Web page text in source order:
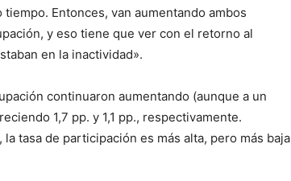
Entonces, van aumentando ambos
y eso tiene que ver con el retorno al
en la inactividad».
continuaron aumentando (aunque a un
1,7 pp. y 1,1 pp., respectivamente.
tasa de participación es más alta, pero más baja